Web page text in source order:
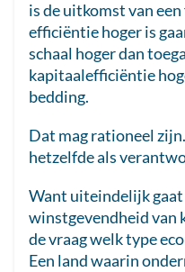
is de uitkomst van
efficiëntie hoger is
schaal hoger dan
kapitaalefficiëntie
bedding.
Dat mag rationeel
hetzelfde als
Want uiteindelijk
winstgevendheid van
de vraag welk type
Een land waarin